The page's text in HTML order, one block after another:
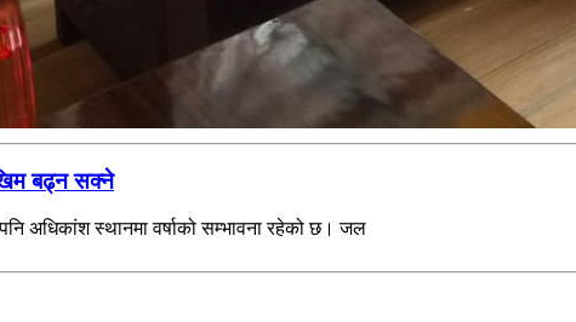
बढ्न सक्ने
अधिकांश स्थानमा वर्षाको सम्भावना रहेको छ। जल